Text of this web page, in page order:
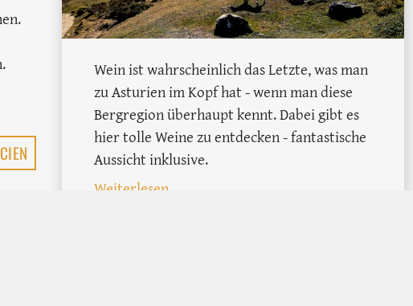
hin zum Dudelsack
Wein ist wahrscheinlich das Letzte, was man
zu Asturien im Kopf hat - wenn man diese
Bergregion überhaupt kennt. Dabei gibt es
hier tolle Weine zu entdecken - fantastische
Aussicht inklusive.
Weiterlesen: Der Berg ruft: <br> Auf den Spuren